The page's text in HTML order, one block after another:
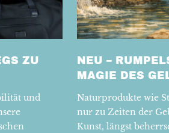
ZU
und
NEU –
MAGIE DES
Naturprodukte wie
nur zu Zeiten der
Kunst, längst